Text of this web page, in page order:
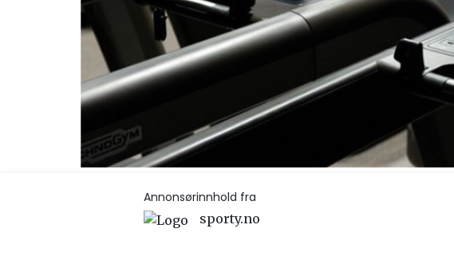
Annonsørinnhold fra
sporty.no